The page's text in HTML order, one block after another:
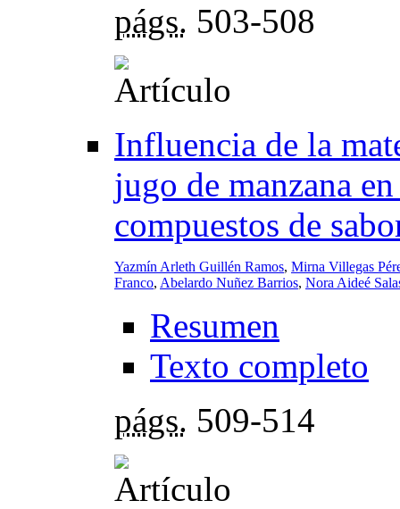
págs. 503-508
Influencia de la
jugo de manzana
compuestos de
Yazmín Arleth Guillén Ramos, Mirna Villegas
Franco, Abelardo Nuñez Barrios, Nora Aideé
Resumen
Texto completo
págs. 509-514